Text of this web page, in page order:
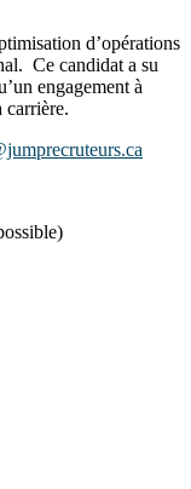
d’opérations
Ce candidat a su
engagement à
carrière.